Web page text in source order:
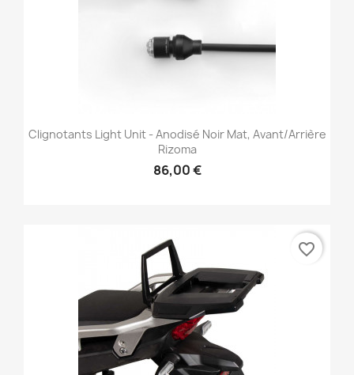
Clignotants Light Unit - Anodisé Noir Mat, Avant/Arrière
Rizoma
86,00 €
favorite_border